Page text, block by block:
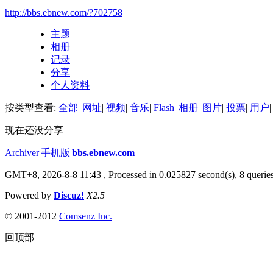
http://bbs.ebnew.com/?702758
主题
相册
记录
分享
个人资料
按类型查看: 全部| 网址| 视频| 音乐| Flash| 相册| 图片| 投票| 用户|
现在还没分享
Archiver|手机版|bbs.ebnew.com
GMT+8, 2026-8-8 11:43 , Processed in 0.025827 second(s), 8
Powered by Discuz! X2.5
© 2001-2012 Comsenz Inc.
回顶部